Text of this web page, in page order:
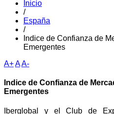
Inicio
/
España
/
Indice de Confianza de
Emergentes
A+AA-
Indice de Confianza de
Emergentes
Iberglobal y el Club de